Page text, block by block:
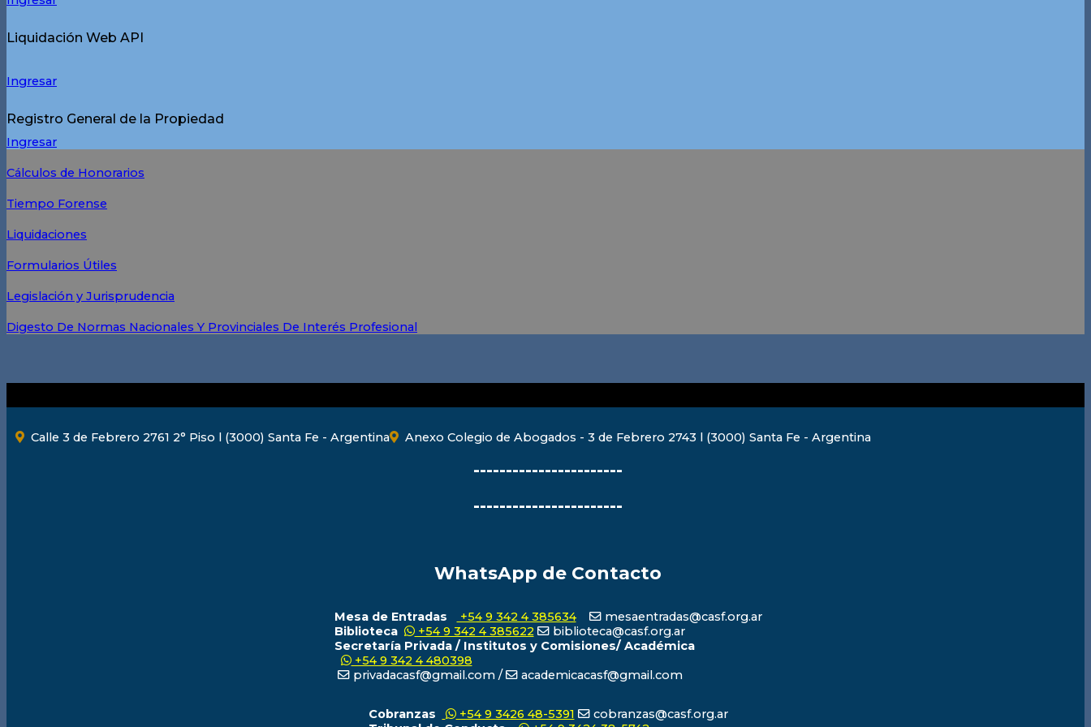
Liquidación Web API
Ingresar
Registro General de la Propiedad
Ingresar
Cálculos de Honorarios
Tiempo Forense
Liquidaciones
Formularios Útiles
Legislación y Jurisprudencia
Digesto De Normas Nacionales Y Provinciales De Interés Profesional
Calle 3 de Febrero 2761 2° Piso l (3000) Santa Fe - Argentina Anexo Colegio de Abogados - 3 de Febrero 2743 l (3000) Santa Fe - Argentina
-----------------------
-----------------------
WhatsApp de Contacto
Mesa de Entradas +54 9 342 4 385634
mesaentradas@casf.org.ar
Biblioteca
+54 9 342 4 385622
biblioteca@casf.org.ar
Secretaría Privada / Institutos y Comisiones/ Académica
+54 9 342 4 480398
privadacasf@gmail.com /
academicacasf@gmail.com
Cobranzas +54 9 3426 48-5391
cobranzas@casf.org.ar